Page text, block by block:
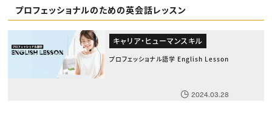
プロフェッショナルのための英会話レッスン
キャリア・ヒューマンスキル
プロフェッショナル語学 English Lesson
2024.03.28